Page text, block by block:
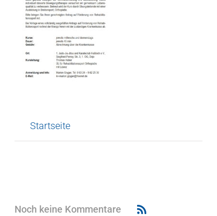
Startseite
Noch keine Kommentare